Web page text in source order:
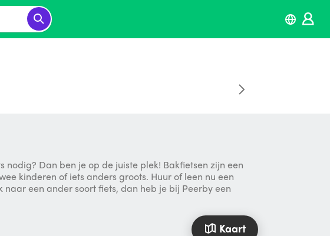
Dan ben je op de juiste plek! Bakfietsen zijn een
kinderen of iets anders groots. Huur of leen nu een
een ander soort fiets, dan heb je bij Peerby een
Kaart